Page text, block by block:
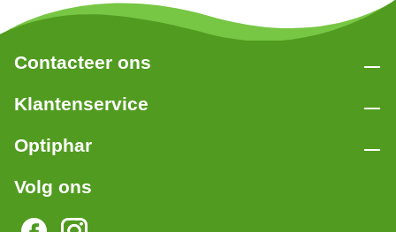
Contacteer ons
Klantenservice
Optiphar
Volg ons